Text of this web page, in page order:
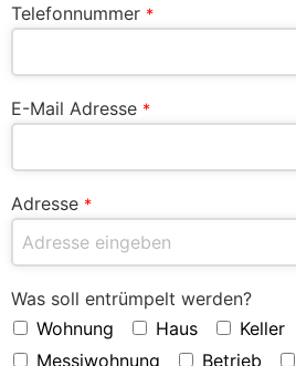
Telefonnummer *
E-Mail Adresse *
Adresse *
Was soll entrümpelt werden?
Wohnung
Haus Keller
Messiwohnung
Betrieb